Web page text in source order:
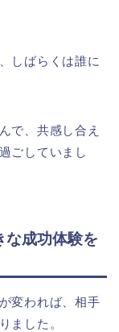
しばらくは誰に
で、共感し合え
ごしていまし
な成功体験を
変われば、相手
ました。